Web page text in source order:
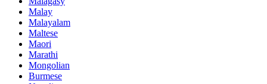
Malay
Malayalam
Maltese
Maori
Marathi
Mongolian
Burmese